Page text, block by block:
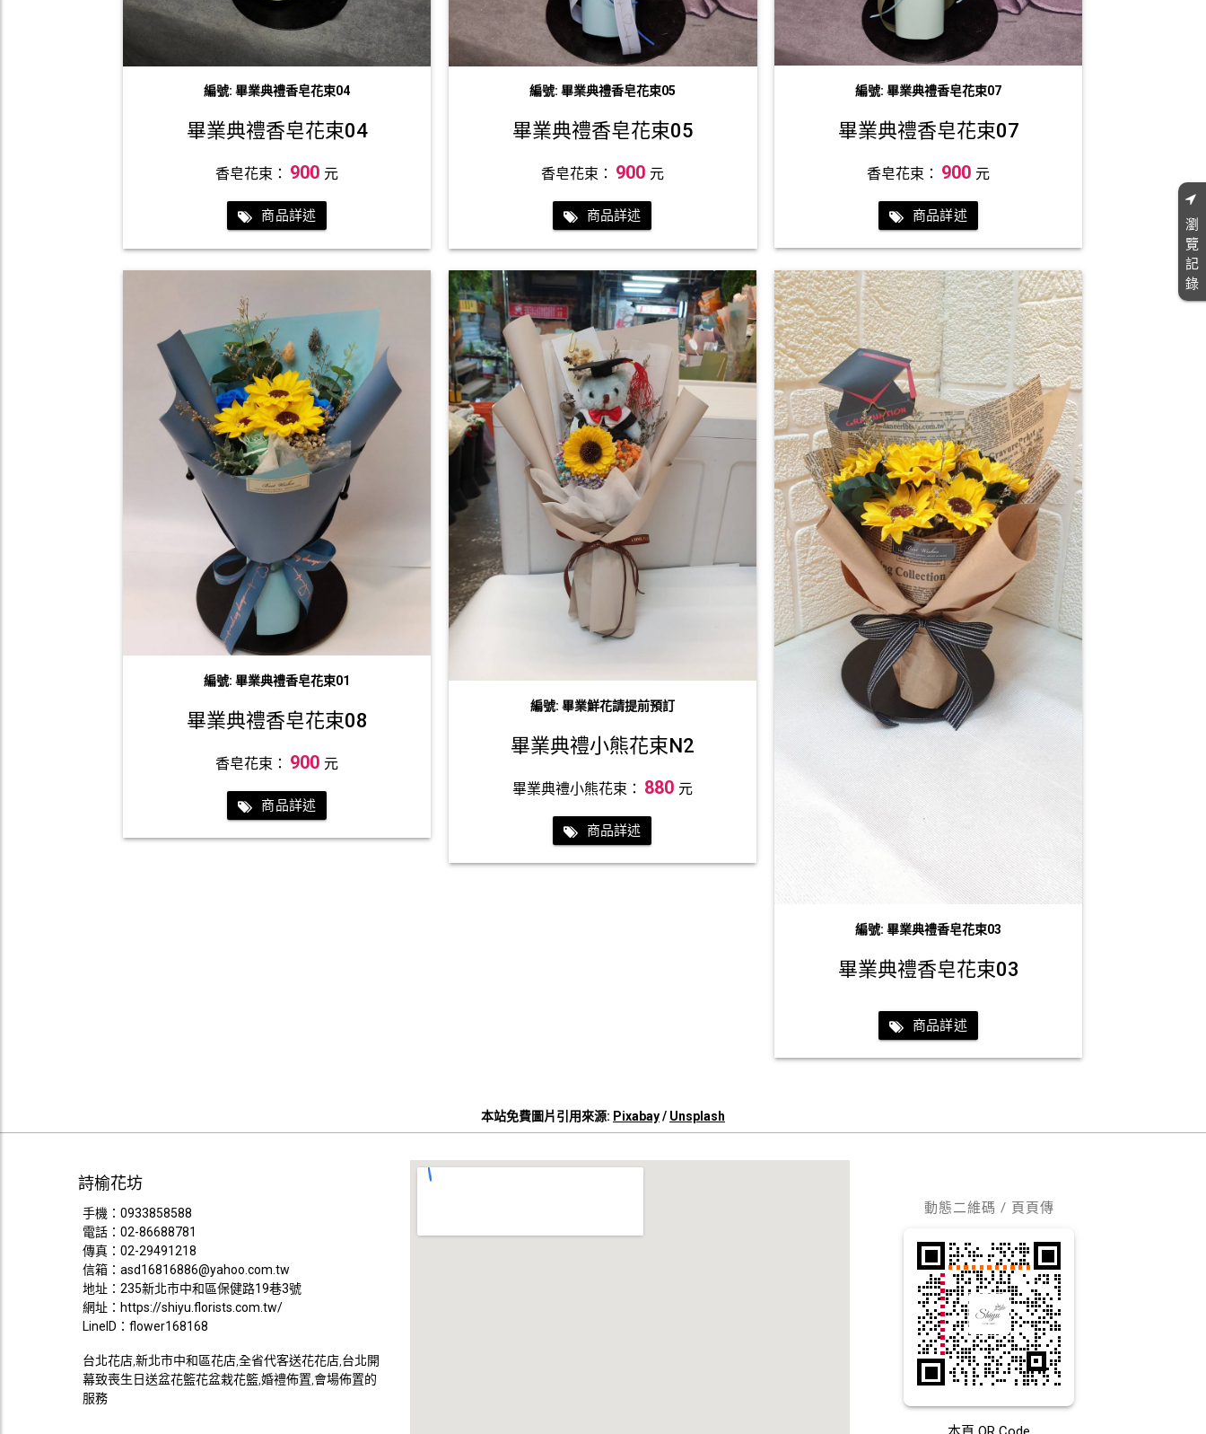
編號: 畢業典禮香皂花束04
畢業典禮香皂花束04
香皂花束： 900 元
商品詳述
編號: 畢業典禮香皂花束05
畢業典禮香皂花束05
香皂花束： 900 元
商品詳述
編號: 畢業典禮香皂花束07
畢業典禮香皂花束07
香皂花束： 900 元
商品詳述
編號: 畢業典禮香皂花束01
畢業典禮香皂花束08
香皂花束： 900 元
商品詳述
編號: 畢業鮮花請提前預訂
畢業典禮小熊花束N2
畢業典禮小熊花束： 880 元
商品詳述
編號: 畢業典禮香皂花束03
畢業典禮香皂花束03
商品詳述
本站免費圖片引用來源: Pixabay/ Unsplash
詩榆花坊
手機： 0933858588
電話： 02-86688781
傳真：02-29491218
信箱： asd16816886@yahoo.com.tw
地址：235新北市中和區保健路19巷3號
網址： https://shiyu.florists.com.tw/
LineID：flower168168
台北花店,新北市中和區花店,全省代客送花花店,台北開
幕致喪生日送盆花籃花盆栽花籃,婚禮佈置,會場佈置的
服務
動態二維碼 / 頁頁傳
瀏
覽
記
錄